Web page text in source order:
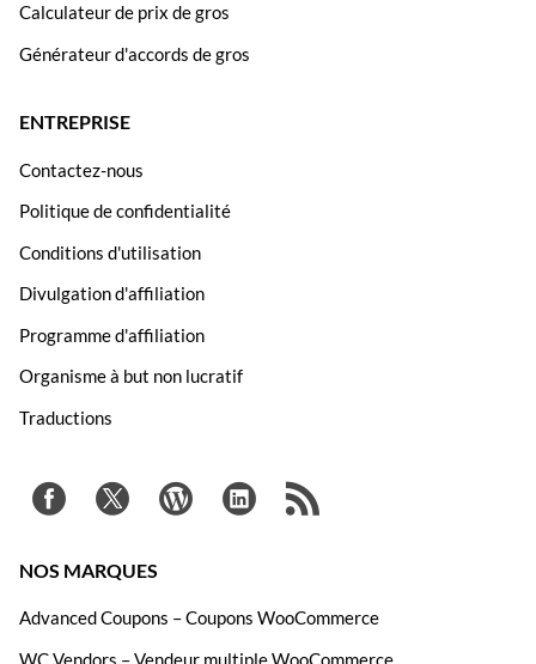
Calculateur de prix de gros
Générateur d'accords de gros
ENTREPRISE
Contactez-nous
Politique de confidentialité
Conditions d'utilisation
Divulgation d'affiliation
Programme d'affiliation
Organisme à but non lucratif
Traductions
NOS MARQUES
Advanced Coupons – Coupons WooCommerce
WC Vendors – Vendeur multiple WooCommerce